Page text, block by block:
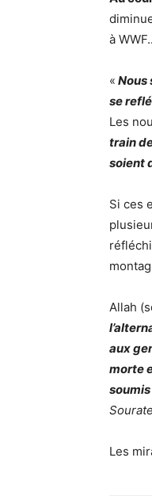
à WWF..
« Nous
se
Les
train
soient
Si ces
Allah
aux
morte
Les